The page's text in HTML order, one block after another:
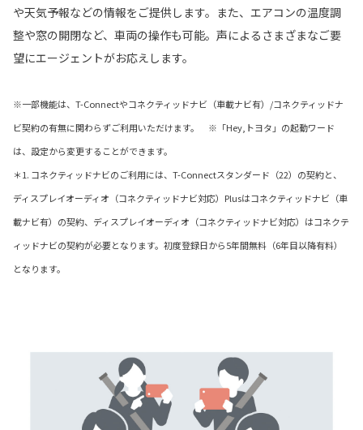
や天気予報などの情報をご提供します。また、エアコンの温度調
整や窓の開閉など、車両の操作も可能。声によるさまざまなご要
望にエージェントがお応えします。
※一部機能は、T-Connectやコネクティッドナビ（車載ナビ有）/コネクティッドナ
ビ契約の有無に関わらずご利用いただけます。 ※「Hey,トヨタ」の起動ワード
は、設定から変更することができます。
＊1. コネクティッドナビのご利用には、T-Connectスタンダード（22）の契約と、
ディスプレイオーディオ（コネクティッドナビ対応）Plusはコネクティッドナビ（車
載ナビ有）の契約、ディスプレイオーディオ（コネクティッドナビ対応）はコネクテ
ィッドナビの契約が必要となります。初度登録日から5年間無料（6年目以降有料）
となります。